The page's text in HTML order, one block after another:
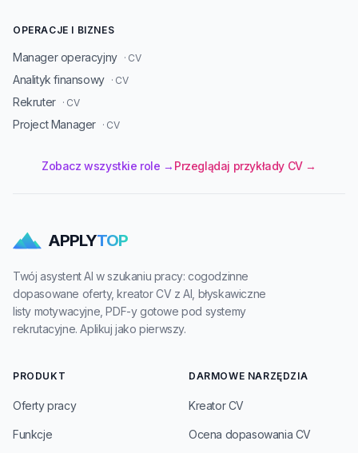
OPERACJE I BIZNES
Manager operacyjny · CV
Analityk finansowy · CV
Rekruter · CV
Project Manager · CV
Zobacz wszystkie role → Przeglądaj przykłady CV →
APPLYTOP
Twój asystent AI w szukaniu pracy: cogodzinne
dopasowane oferty, kreator CV z AI, błyskawiczne
listy motywacyjne, PDF-y gotowe pod systemy
rekrutacyjne. Aplikuj jako pierwszy.
PRODUKT
Oferty pracy
Funkcje
DARMOWE NARZĘDZIA
Kreator CV
Ocena dopasowania CV